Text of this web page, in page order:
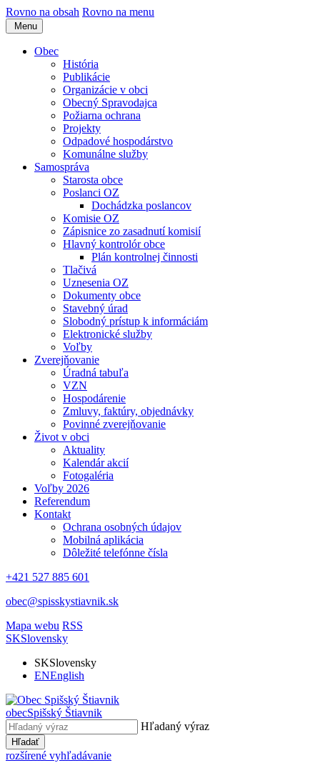
Rovno na obsah Rovno na menu
Menu
Obec
História
Publikácie
Organizácie v obci
Obecný Spravodajca
Požiarna ochrana
Projekty
Odpadové hospodárstvo
Komunálne služby
Samospráva
Starosta obce
Poslanci OZ
Dochádzka poslancov
Komisie OZ
Zápisnice zo zasadnutí komisií
Hlavný kontrolór obce
Plán kontrolnej činnosti
Tlačivá
Uznesenia OZ
Dokumenty obce
Stavebný úrad
Slobodný prístup k informáciám
Elektronické služby
Voľby
Zverejňovanie
Úradná tabuľa
VZN
Hospodárenie
Zmluvy, faktúry, objednávky
Povinné zverejňovanie
Život v obci
Aktuality
Kalendár akcií
Fotogaléria
Voľby 2026
Referendum
Kontakt
Ochrana osobných údajov
Mobilná aplikácia
Dôležité telefónne čísla
+421 527 885 601
obec@spisskystiavnik.sk
Mapa webu RSS
SKSlovensky
SKSlovensky
ENEnglish
obecSpišský Štiavnik
Hľadaný výraz
Hľadať
rozšírené vyhľadávanie